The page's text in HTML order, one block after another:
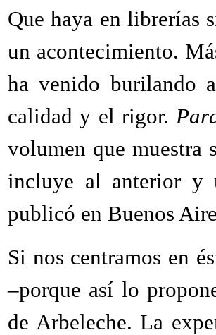
Que haya en librerías
un acontecimiento.
ha venido burilando
calidad y el rigor.
volumen que muestra
incluye al anterior y
publicó en Buenos
Si nos centramos en
–porque así lo
de Arbeleche. La